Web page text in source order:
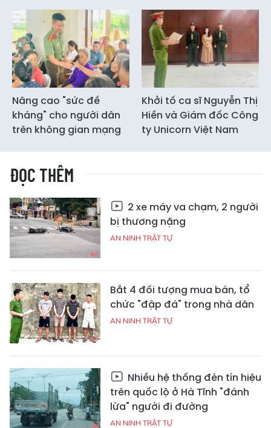
Nâng cao "sức đề
kháng" cho người dân
trên không gian mạng
Khởi tố ca sĩ Nguyễn Thị
Hiền và Giám đốc Công
ty Unicorn Việt Nam
ĐỌC THÊM
2 xe máy va chạm, 2 người
bị thương nặng
AN NINH TRẬT TỰ
Bắt 4 đối tượng mua bán, tổ
chức "đập đá" trong nhà dân
AN NINH TRẬT TỰ
Nhiều hệ thống đèn tín hiệu
trên quốc lộ ở Hà Tĩnh "đánh
lừa" người đi đường
AN NINH TRẬT TỰ